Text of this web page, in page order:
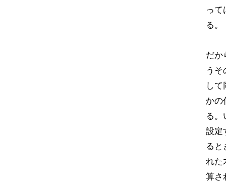
って
る。
だか
う
し
かの
る。
設定
ると
れた
算さ